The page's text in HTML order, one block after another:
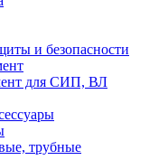
и безопасности
для СИП, ВЛ
трубные